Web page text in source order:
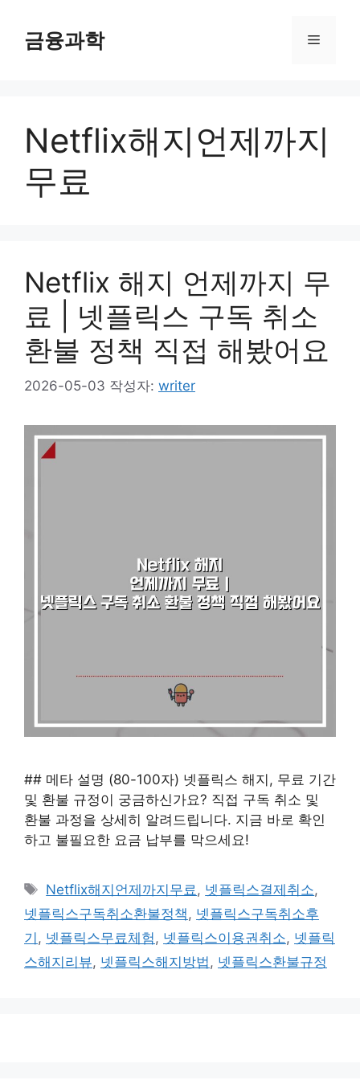
금융과학 메
Netflix해지언제까지
무료
Netflix 해지 언제까지 무
료 | 넷플릭스 구독 취소
환불 정책 직접 해봤어요
2026-05-03 작성자: writer
## 메타 설명 (80-100자) 넷플릭스 해지, 무료 기간
및 환불 규정이 궁금하신가요? 직접 구독 취소 및
환불 과정을 상세히 알려드립니다. 지금 바로 확인
하고 불필요한 요금 납부를 막으세요!
태
그
Netflix해지언제까지무료 , 넷플릭스결제취소,
넷플릭스구독취소환불정책 , 넷플릭스구독취소후
기 , 넷플릭스무료체험 , 넷플릭스이용권취소, 넷플릭
스해지리뷰, 넷플릭스해지방법 , 넷플릭스환불규정